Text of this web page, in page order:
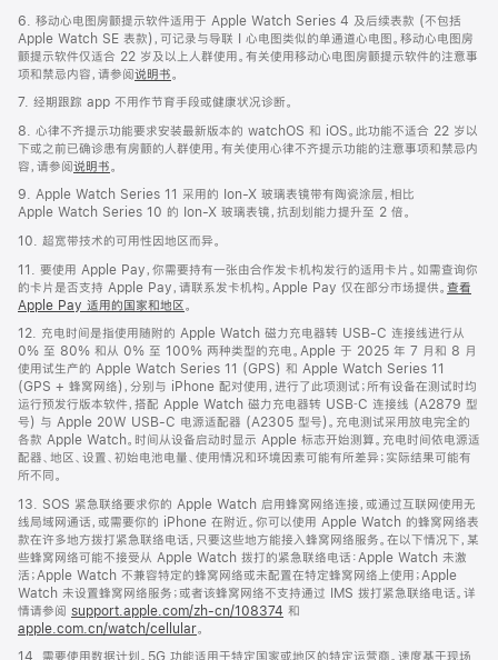
6. 移动心电图房颤提示软件适用于 Apple Watch Series 4 及后续表款 (不包括
Apple Watch SE 表款)，可记录与导联 I 心电图类似的单通道心电图。移动心电图房
颤提示软件仅适合 22 岁及以上人群使用。有关使用移动心电图房颤提示软件的注意事
项和禁忌内容，请参阅说明书。
7. 经期跟踪 app 不用作节育手段或健康状况诊断。
8. 心律不齐提示功能要求安装最新版本的 watchOS 和 iOS。此功能不适合 22 岁以
下或之前已确诊患有房颤的人群使用。有关使用心律不齐提示功能的注意事项和禁忌内
容，请参阅说明书。
9. Apple Watch Series 11 采用的 Ion-X 玻璃表镜带有陶瓷涂层，相比
Apple Watch Series 10 的 Ion-X 玻璃表镜，抗刮划能力提升至 2 倍。
10. 超宽带技术的可用性因地区而异。
11. 要使用 Apple Pay，你需要持有一张由合作发卡机构发行的适用卡片。如需查询你
的卡片是否支持 Apple Pay，请联系发卡机构。Apple Pay 仅在部分市场提供。 查看
Apple Pay 适用的国家和地区。
12. 充电时间是指使用随附的 Apple Watch 磁力充电器转 USB-C 连接线进行从
0% 至 80% 和从 0% 至 100% 两种类型的充电。Apple 于 2025 年 7 月和 8 月
使用试生产的 Apple Watch Series 11 (GPS) 和 Apple Watch Series 11
(GPS + 蜂窝网络)，分别与 iPhone 配对使用，进行了此项测试；所有设备在测试时均
运行预发行版本软件，搭配 Apple Watch 磁力充电器转 USB‑C 连接线 (A2879 型
号) 与 Apple 20W USB-C 电源适配器 (A2305 型号)。充电测试采用放电完全的
各款 Apple Watch。时间从设备启动时显示 Apple 标志开始测算。充电时间依电源适
配器、地区、设置、初始电池电量、使用情况和环境因素可能有所差异；实际结果可能有
所不同。
13. SOS 紧急联络要求你的 Apple Watch 启用蜂窝网络连接，或通过互联网使用无
线局域网通话，或需要你的 iPhone 在附近。你可以使用 Apple Watch 的蜂窝网络表
款在许多地方拨打紧急联络电话，只要这些地方能接入蜂窝网络服务。在以下情况下，某
些蜂窝网络可能不接受从 Apple Watch 拨打的紧急联络电话：Apple Watch 未激
活；Apple Watch 不兼容特定的蜂窝网络或未配置在特定蜂窝网络上使用；Apple
Watch 未设置蜂窝网络服务；或者该蜂窝网络不支持通过 IMS 拨打紧急联络电话。详
情请参阅 support.apple.com/zh-cn/108374 和
apple.com.cn/watch/cellular。
14. 需要使用数据计划。5G 功能适用于特定国家或地区的特定运营商。速度基于现场